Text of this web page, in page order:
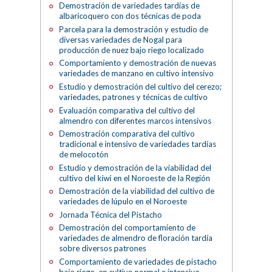
Demostración de variedades tardías de
albaricoquero con dos técnicas de poda
Parcela para la demostración y estudio de
diversas variedades de Nogal para
producción de nuez bajo riego localizado
Comportamiento y demostración de nuevas
variedades de manzano en cultivo intensivo
Estudio y demostración del cultivo del cerezo;
variedades, patrones y técnicas de cultivo
Evaluación comparativa del cultivo del
almendro con diferentes marcos intensivos
Demostración comparativa del cultivo
tradicional e intensivo de variedades tardías
de melocotón
Estudio y demostración de la viabilidad del
cultivo del kiwi en el Noroeste de la Región
Demostración de la viabilidad del cultivo de
variedades de lúpulo en el Noroeste
Jornada Técnica del Pistacho
Demostración del comportamiento de
variedades de almendro de floración tardía
sobre diversos patrones
Comportamiento de variedades de pistacho